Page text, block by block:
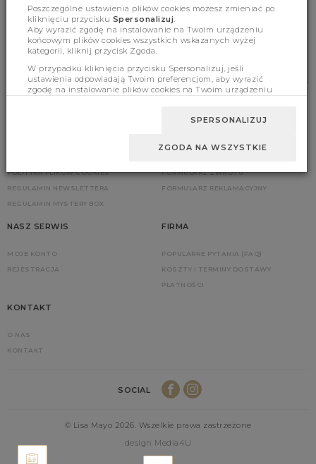
* Zgoda na powiadomienia marketingowe
POLITYKA PLIKÓW COOKIES
REGULAMIN NEWSLETTERA
REGULAMIN MYSTERY BOX
FORMULARZ ZWROTU
FORMULARZ REKLAMACYJNY
NASZ SERWIS
MOJE KONTO
REJESTRACJA
FIRMA
POPULARNE PYTANIA (FAQ)
KOSZTY I TERMINY DOSTAWY
PŁATNOŚCI
KONTAKT
O NAS
KONTAKT
SOCIAL
© Lisa Mayo 2026. Wszelkie prawa zastrzeżone
design Media4U
Poszczególne ustawienia plików cookies możesz zmieniać po
kliknięciu przycisku Spersonalizuj.
Aby wyrazić zgodę na instalowanie na Twoim urządzeniu
końcowym plików cookies wszystkich wskazanych wyżej
kategorii, kliknij przycisk Zgoda.
W przypadku kliknięcia przycisku Spersonalizuj, jeśli
ustawienia odpowiadają Twoim preferencjom, aby wyrazić
zgodę na instalowanie plików cookies na Twoim urządzeniu
SPERSONALIZUJ
ZGODA NA WSZYSTKIE